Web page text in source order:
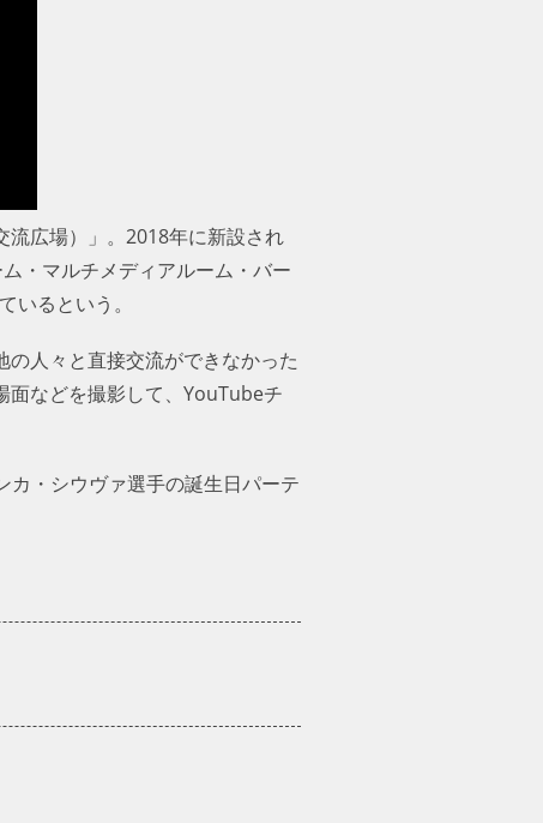
流広場）」。2018年に新設され
・マルチメディアルーム・バー
いるという。
人々と直接交流ができなかった
などを撮影して、YouTubeチャ
カ・シウヴァ選手の誕生日パーテ